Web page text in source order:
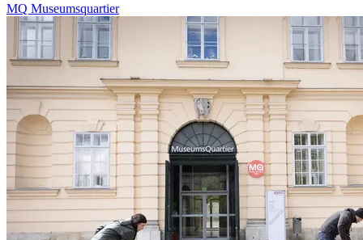
MQ Museumsquartier